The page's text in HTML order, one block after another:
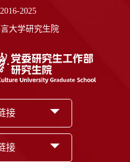
2025
大学研究生院
接
接